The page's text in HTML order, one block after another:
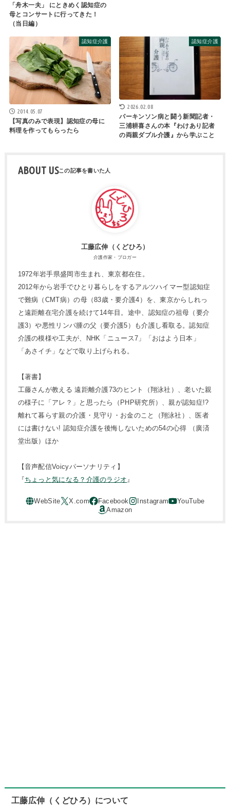
「舟木一夫」 にときめく認知症の
母とコンサートに行ってきた！
（当日編）
認知症介護
2014.05.07
【写真のみで表現】認知症の母に
料理を作ってもらったら
認知症介護
2026.02.08
パーキンソン病と闘う新聞記者・
三浦耕喜さんの本『わけあり記者
の両親ダブル介護』から学ぶこと
ABOUT US
工藤広伸（くどひろ）
介護作家・ブロガー
1972年岩手県盛岡市生まれ、東京都在住。
2012年から岩手でひとり暮らしをするアルツハイマー型認知症
で難病（CMT病）の母（83歳・要介護4）を、東京からしれっ
と遠距離在宅介護を続けて14年目。途中、認知症の祖母（要介
護3）や悪性リンパ腫の父（要介護5）も介護し看取る。認知症
介護の模様や工夫が、NHK「ニュース7」「おはよう日本」
「あさイチ」などで取り上げられる。
【著書】
工藤さんが教える 遠距離介護73のヒント（翔泳社）、老いた親
の様子に「アレ？」と思ったら（PHP研究所）、親が認知症!?
離れて暮らす親の介護・見守り・お金のこと（翔泳社）、医者
には書けない! 認知症介護を後悔しないための54の心得 （廣済
堂出版）ほか
【音声配信Voicyパーソナリティ】
『ちょっと気になる？介護のラジオ 』
工藤広伸（くどひろ）について